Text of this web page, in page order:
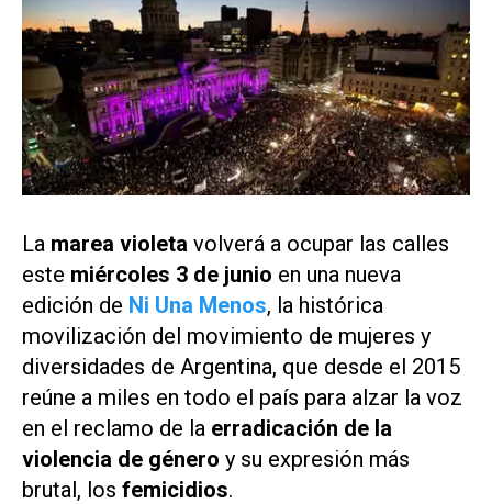
La marea violeta volverá a ocupar las calles
este miércoles 3 de junio en una nueva
edición de Ni Una Menos, la histórica
movilización del movimiento de mujeres y
diversidades de Argentina, que desde el 2015
reúne a miles en todo el país para alzar la voz
en el reclamo de la erradicación de la
violencia de género y su expresión más
brutal, los femicidios.